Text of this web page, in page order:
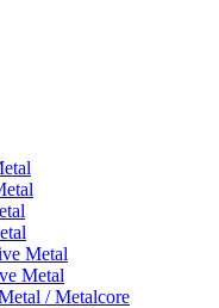
Metal
Metal
/ Metalcore